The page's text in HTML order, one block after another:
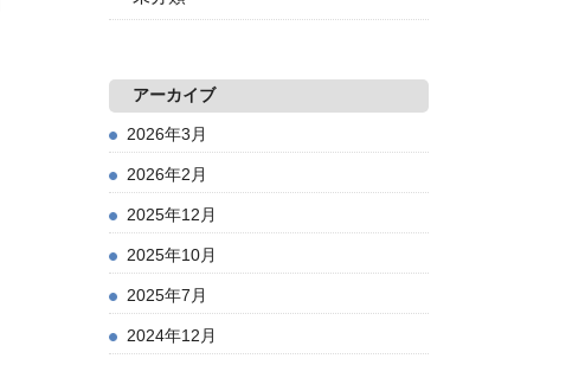
アーカイブ
2026年3月
2026年2月
2025年12月
2025年10月
2025年7月
2024年12月